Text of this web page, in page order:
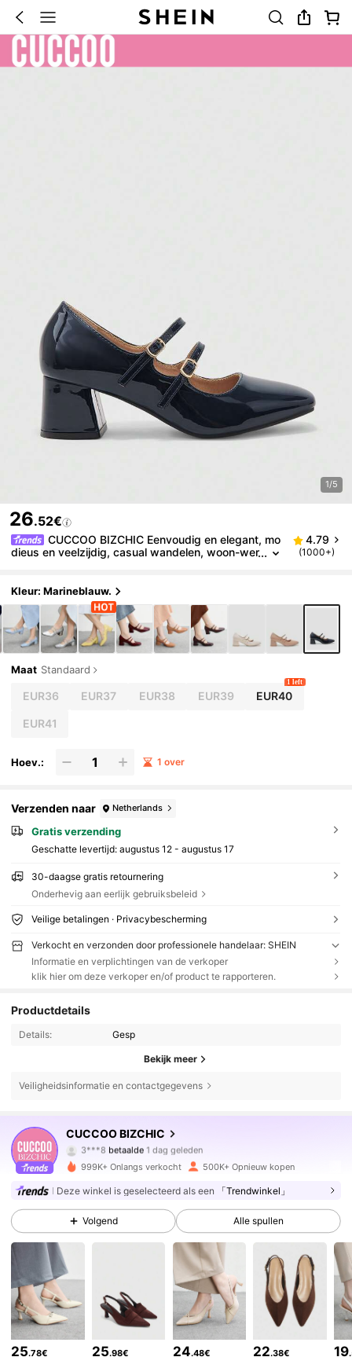
1/5
26.52€
CUCCOO BIZCHIC Eenvoudig en elegant, mo
dieus en veelzijdig, casual wandelen, woon-wer
4.79
(1000+)
Kleur: Marineblauw.
Maat Standaard
EUR36 EUR37 EUR38 EUR39 EUR40
1 left
EUR41
Hoev.: 1 over
Verzenden naar Netherlands
Gratis verzending
Geschatte levertijd: augustus 12 - augustus 17
30-daagse gratis retournering
Onderhevig aan eerlijk gebruiksbeleid
Veilige betalingen · Privacybescherming
Verkocht en verzonden door professionele handelaar: SHEIN
Informatie en verplichtingen van de verkoper
klik hier om deze verkoper en/of product te rapporteren.
Productdetails
Details: Gesp
Bekijk meer
Veiligheidsinformatie en contactgegevens
CUCCOO BIZCHIC
4.85
806K Volgers
3***8 betaalde
1 dag geleden
10 minuten geleden
4.85 806K Volgers
4.85 806K Volgers
999K+ Onlangs verkocht 500K+ Opnieuw kopen
Deze winkel is geselecteerd als een 「Trendwinkel」
Volgend Alle spullen
25.78€ 25.98€ 24.48€ 22.38€ 19